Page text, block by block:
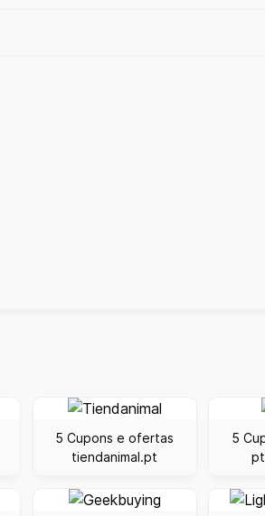
5 Cupons e ofertas
tiendanimal.pt
5